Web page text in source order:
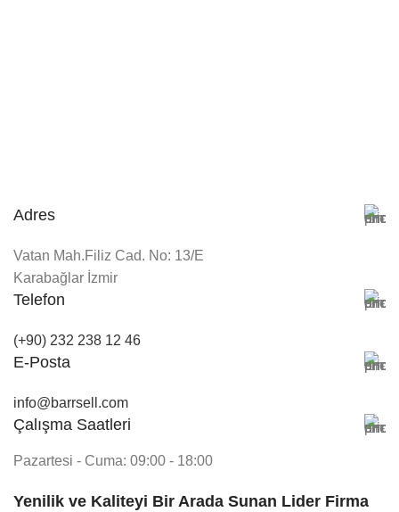
Adres
Vatan Mah.Filiz Cad. No: 13/E
Karabağlar İzmir
Telefon
(+90) 232 238 12 46
E-Posta
info@barrsell.com
Çalışma Saatleri
Pazartesi - Cuma: 09:00 - 18:00
Yenilik ve Kaliteyi Bir Arada Sunan Lider Firma